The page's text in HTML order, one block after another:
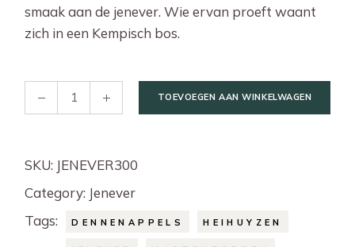
smaak aan de jenever. Wie ervan proeft waant
zich in een Kempisch bos.
Mastentoppen jenever – 3l quantity
TOEVOEGEN AAN WINKELWAGEN
SKU: JENEVER300
Category: Jenever
Tags:
DENNENAPPELS HEIHUYZEN